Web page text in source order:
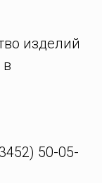
изделий
50-05-